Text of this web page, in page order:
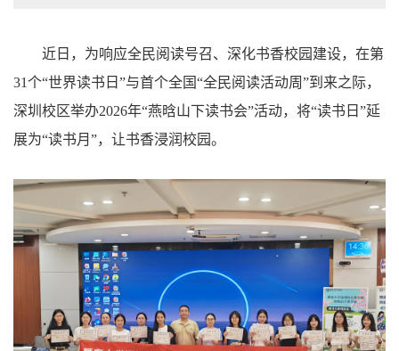
近日，为响应全民阅读号召、深化书香校园建设，在第
31个“世界读书日”与首个全国“全民阅读活动周”到来之际，
深圳校区举办2026年“燕晗山下读书会”活动，将“读书日”延
展为“读书月”，让书香浸润校园。